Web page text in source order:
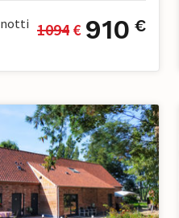
notti 1094 € 910 €